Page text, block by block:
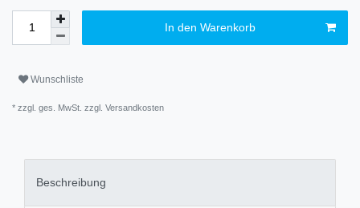
In den Warenkorb
Wunschliste
* zzgl. ges. MwSt. zzgl. Versandkosten
Beschreibung